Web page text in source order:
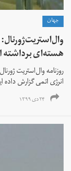
جهان
هسته‌ای
روزنامه وال‌استریت‌
انرژی اتمی گزارش
۲۴ دی ۱۳۹۹